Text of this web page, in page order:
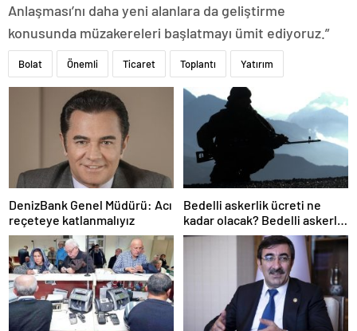
Anlaşması’nı daha yeni alanlara da geliştirme
konusunda müzakereleri başlatmayı ümit ediyoruz.”
Bolat Önemli Ticaret Toplantı Yatırım
DenizBank Genel Müdürü: Acı
reçeteye katlanmalıyız
Bedelli askerlik ücreti ne
kadar olacak? Bedelli askerlik
ücreti 2024 Temmuz…